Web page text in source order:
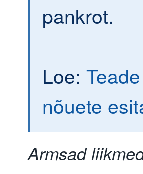
pankrot.
Loe:
nõuete
Armsad